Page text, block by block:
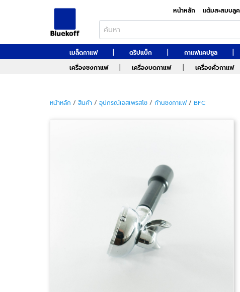
หน้าหลัก แต้มสะสมบลู
เมล็ดกาแฟ | ดริปแบ็ก | กาแฟแคปซูล |
เครื่องชงกาแฟ
| เครื่องบดกาแฟ | เครื่องคั่วกาแฟ
หน้าหลัก / สินค้า / อุปกรณ์เอสเพรสโซ / ก้านชงกาแฟ/ BFC